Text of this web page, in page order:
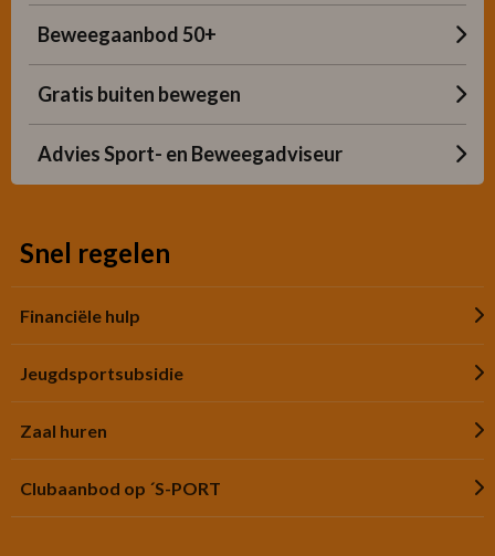
Beweegaanbod 50+
Gratis buiten bewegen
Advies Sport- en Beweegadviseur
Snel regelen
Financiële hulp
Jeugdsportsubsidie
Zaal huren
Clubaanbod op ´S-PORT